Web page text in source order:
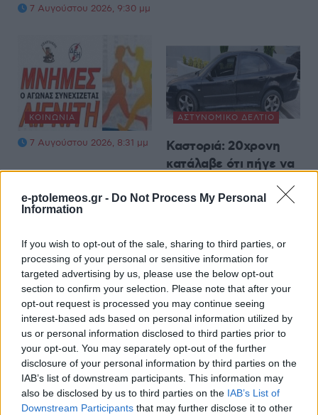
e-ptolemeos.gr - Do Not Process My Personal
Information
If you wish to opt-out of the sale, sharing to third parties, or
processing of your personal or sensitive information for
targeted advertising by us, please use the below opt-out
section to confirm your selection. Please note that after your
opt-out request is processed you may continue seeing
interest-based ads based on personal information utilized by
us or personal information disclosed to third parties prior to
your opt-out. You may separately opt-out of the further
disclosure of your personal information by third parties on the
IAB’s list of downstream participants. This information may
also be disclosed by us to third parties on the IAB’s List of
Downstream Participants that may further disclose it to other
7 Αυγούστου 2026, 9:30 μμ
ΚΟΙΝΩΝΊΑ
7 Αυγούστου 2026, 8:31 μμ
ΑΣΤΥΝΟΜΙΚΌ ΔΕΛΤΊΟ
Καστοριά: 20χρονη
κατάλαβε ότι πήγε να
τηλεφωνικής απάτης
επ’ αυτοφώρω τους
δράστες
7 Αυγούστου 2026, 8:03 μμ
ΚΟΙΝΩΝΊΑ ΚΟΙΝΩΝΊΑ